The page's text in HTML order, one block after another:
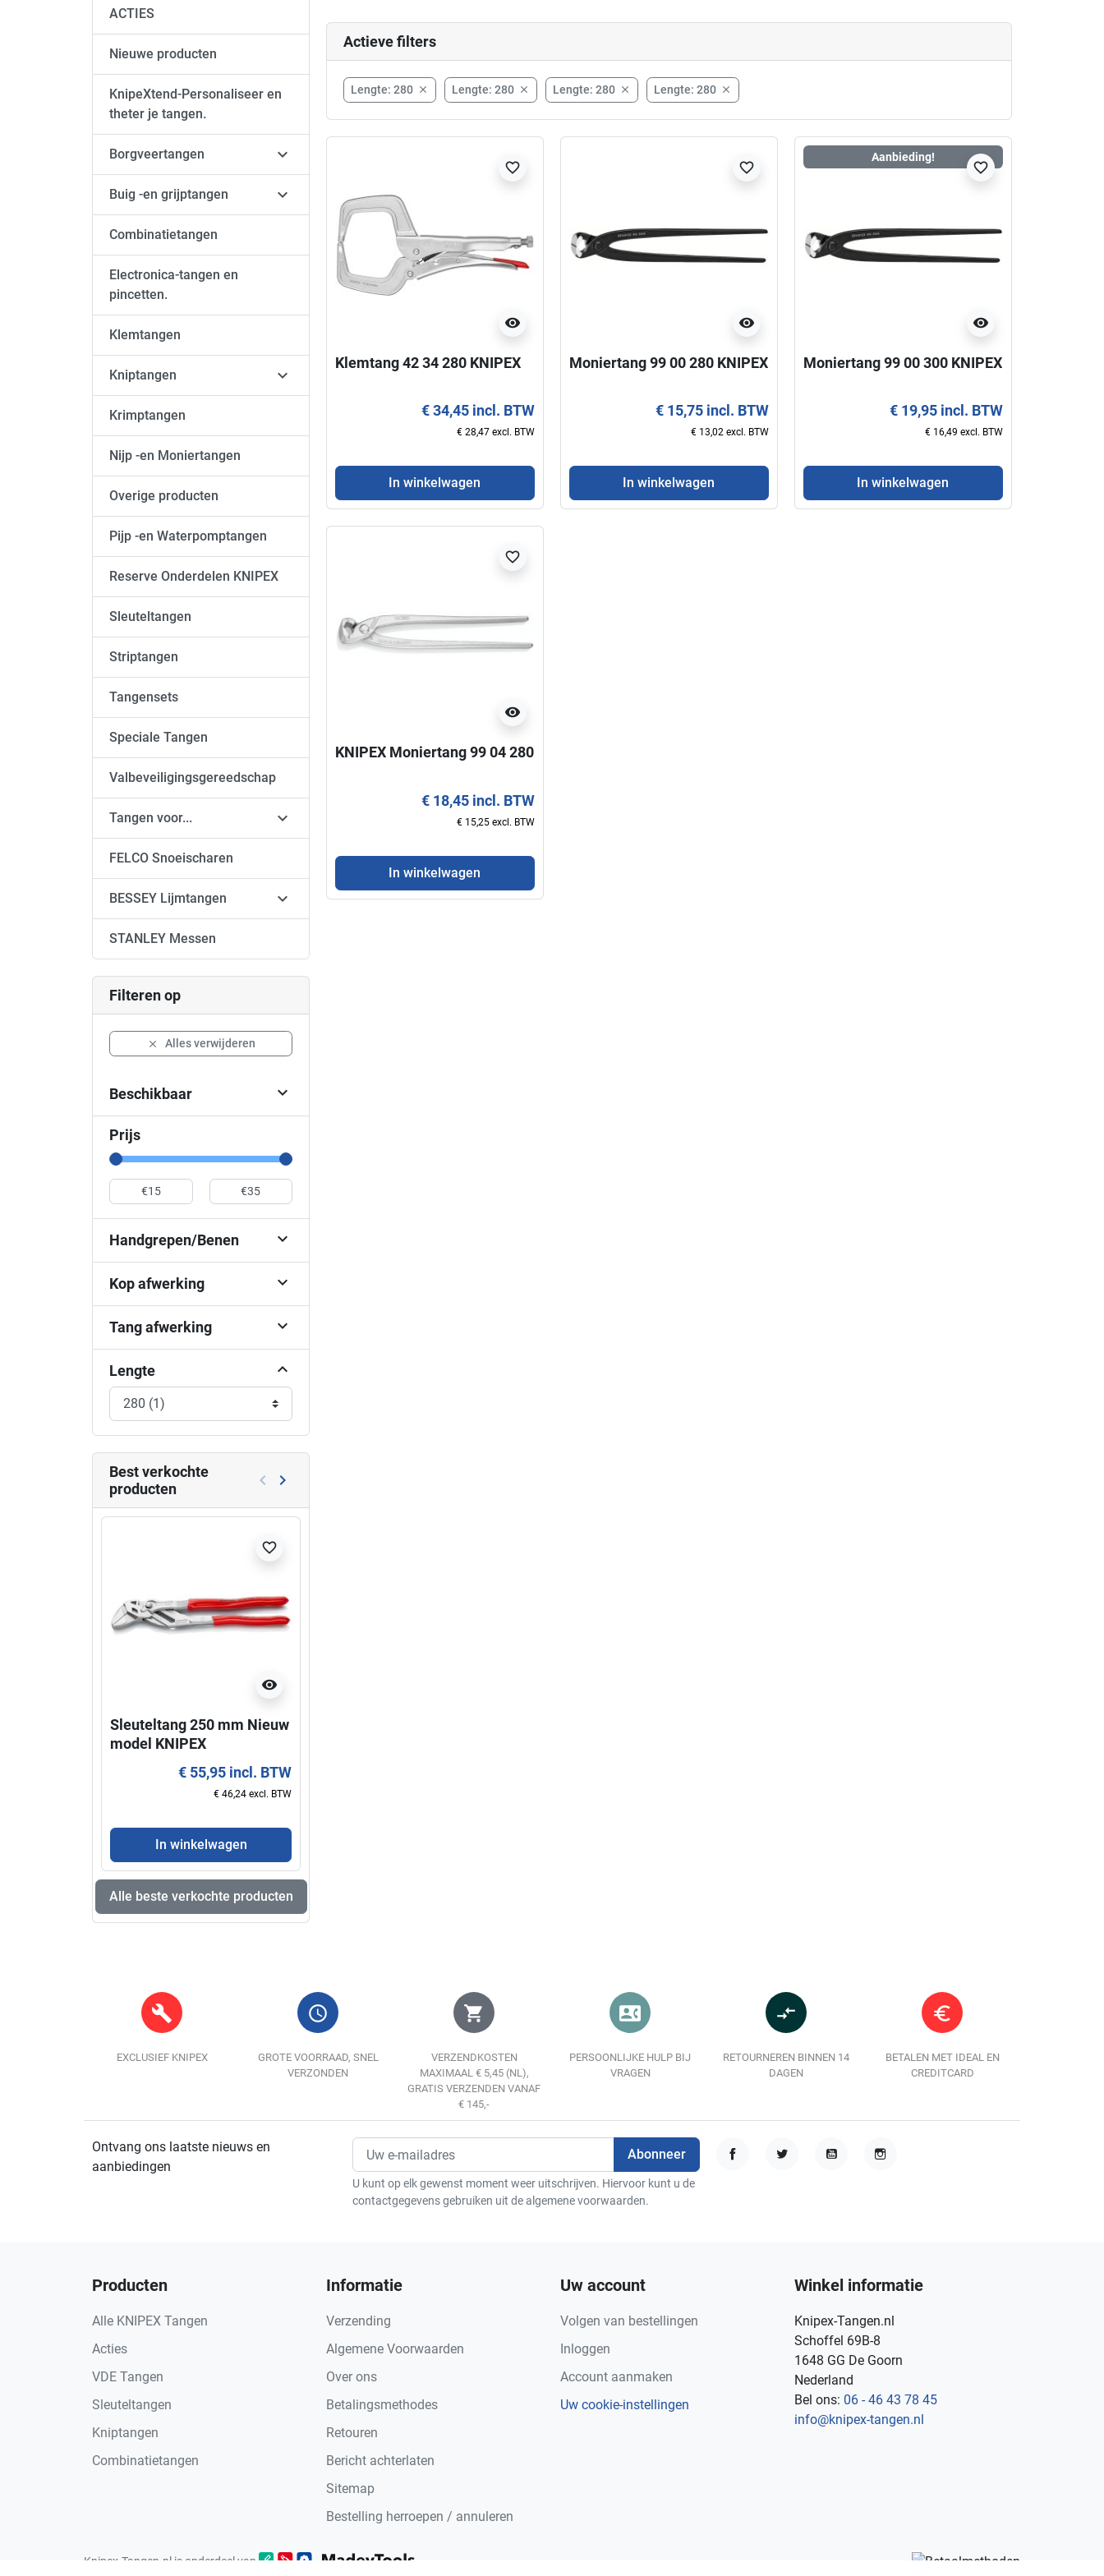
ACTIES
Nieuwe producten
KnipeXtend-Personaliseer en
theter je tangen.
Borgveertangen 
Buig -en grijptangen 
Combinatietangen
Electronica-tangen en
pincetten.
Klemtangen
Kniptangen 
Krimptangen
Nijp -en Moniertangen
Overige producten
Pijp -en Waterpomptangen
Reserve Onderdelen KNIPEX
Sleuteltangen
Striptangen
Tangensets
Speciale Tangen
Valbeveiligingsgereedschap
Tangen voor... 
FELCO Snoeischaren
BESSEY Lijmtangen 
STANLEY Messen
Filteren op
 Alles verwijderen
Beschikbaar 
Prijs
Handgrepen/Benen 
Kop afwerking 
Tang afwerking 
Lengte
Best verkochte
producten
Vorige
keyboard_arrow_left Volgende
keyboard_arrow_right
visibility
favorite_border
Sleuteltang 250 mm Nieuw
model KNIPEX
€ 55,95 incl. BTW
€ 46,24 excl. BTW
In winkelwagen
Alle beste verkochte producten
Actieve filters
Lengte: 280  Lengte: 280  Lengte: 280  Lengte: 280 
visibility
favorite_border
Klemtang 42 34 280 KNIPEX
€ 34,45 incl. BTW
€ 28,47 excl. BTW
In winkelwagen
visibility
favorite_border
Moniertang 99 00 280 KNIPEX
€ 15,75 incl. BTW
€ 13,02 excl. BTW
In winkelwagen
Aanbieding!
visibility
favorite_border
Moniertang 99 00 300 KNIPEX
€ 19,95 incl. BTW
€ 16,49 excl. BTW
In winkelwagen
visibility
favorite_border
KNIPEX Moniertang 99 04 280
€ 18,45 incl. BTW
€ 15,25 excl. BTW
In winkelwagen
build
EXCLUSIEF KNIPEX
query_builder
GROTE VOORRAAD, SNEL
VERZONDEN
shopping_cart
VERZENDKOSTEN
MAXIMAAL € 5,45 (NL),
GRATIS VERZENDEN VANAF
€ 145,-
contact_phone
PERSOONLIJKE HULP BIJ
VRAGEN
compare_arrows
RETOURNEREN BINNEN 14
DAGEN
euro_symbol
BETALEN MET IDEAL EN
CREDITCARD
Ontvang ons laatste nieuws en
aanbiedingen
U kunt op elk gewenst moment weer uitschrijven. Hiervoor kunt u de
contactgegevens gebruiken uit de algemene voorwaarden.
Producten
Alle KNIPEX Tangen
Acties
VDE Tangen
Sleuteltangen
Kniptangen
Combinatietangen
Informatie
Verzending
Algemene Voorwaarden
Over ons
Betalingsmethodes
Retouren
Bericht achterlaten
Sitemap
Bestelling herroepen / annuleren
Uw account
Volgen van bestellingen
Inloggen
Account aanmaken
Uw cookie-instellingen
Winkel informatie
Knipex-Tangen.nl
Schoffel 69B-8
1648 GG De Goorn
Nederland
Bel ons: 06 - 46 43 78 45
info@knipex-tangen.nl
Knipex-Tangen.nl is onderdeel van